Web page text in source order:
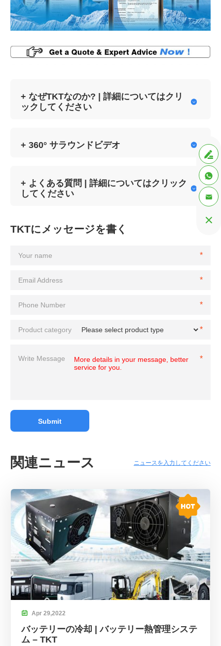
+ なぜTKTなのか? | 詳細についてはクリ
ックしてください

+ 360° サラウンドビデオ 
+ よくある質問 | 詳細についてはクリック
してください

TKTにメッセージを書く
関連ニュース ニュースを入力してください
 Apr 29,2022
バッテリーの冷却 | バッテリー熱管理システ
ム – TKT



